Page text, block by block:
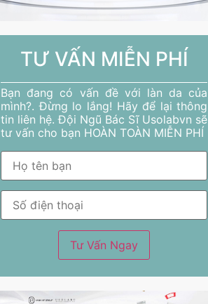
TƯ VẤN MIỄN PHÍ
Bạn đang có vấn đề với làn da của
mình?. Đừng lo lắng! Hãy để lại thông
tin liên hệ. Đội Ngũ Bác Sĩ Usolabvn sẽ
tư vấn cho bạn HOÀN TOÀN MIỄN PHÍ